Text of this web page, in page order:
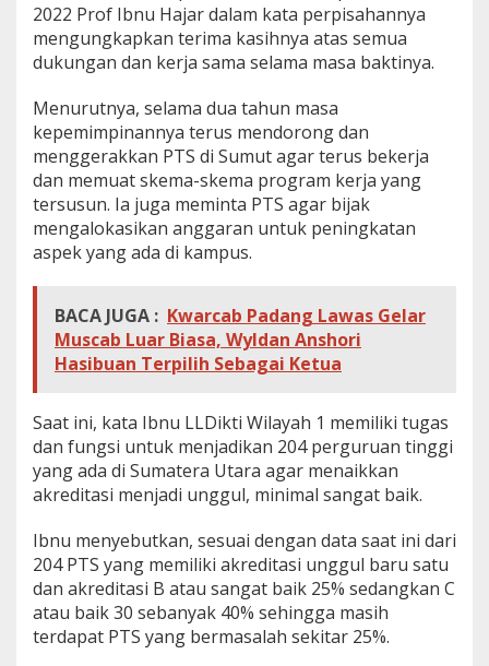
2022 Prof Ibnu Hajar dalam kata perpisahannya
mengungkapkan terima kasihnya atas semua
dukungan dan kerja sama selama masa baktinya.
Menurutnya, selama dua tahun masa
kepemimpinannya terus mendorong dan
menggerakkan PTS di Sumut agar terus bekerja
dan memuat skema-skema program kerja yang
tersusun. Ia juga meminta PTS agar bijak
mengalokasikan anggaran untuk peningkatan
aspek yang ada di kampus.
BACA JUGA : Kwarcab Padang Lawas Gelar
Muscab Luar Biasa, Wyldan Anshori
Hasibuan Terpilih Sebagai Ketua
Saat ini, kata Ibnu LLDikti Wilayah 1 memiliki tugas
dan fungsi untuk menjadikan 204 perguruan tinggi
yang ada di Sumatera Utara agar menaikkan
akreditasi menjadi unggul, minimal sangat baik.
Ibnu menyebutkan, sesuai dengan data saat ini dari
204 PTS yang memiliki akreditasi unggul baru satu
dan akreditasi B atau sangat baik 25% sedangkan C
atau baik 30 sebanyak 40% sehingga masih
terdapat PTS yang bermasalah sekitar 25%.